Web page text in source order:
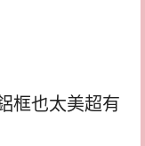
框也太美超有